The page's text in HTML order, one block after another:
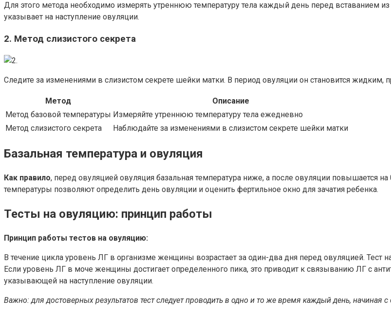
Для этого метода необходимо измерять утреннюю температуру тела каждый день перед вставанием
указывает на наступление овуляции.
2. Метод слизистого секрета
Следите за изменениями в слизистом секрете шейки матки. В период овуляции он становится жидким,
Метод
Описание
Метод базовой температуры Измеряйте утреннюю температуру тела ежедневно
Метод слизистого секрета
Наблюдайте за изменениями в слизистом секрете шейки матки
Базальная температура и овуляция
Как правило, перед овуляцией овуляция базальная температура ниже, а после овуляции повышается
температуры позволяют определить день овуляции и оценить фертильное окно для зачатия ребенка.
Тесты на овуляцию: принцип работы
Принцип работы тестов на овуляцию:
В течение цикла уровень ЛГ в организме женщины возрастает за один-два дня перед овуляцией. Тест
Если уровень ЛГ в моче женщины достигает определенного пика, это приводит к связыванию ЛГ с
указывающей на наступление овуляции.
Важно: для достоверных результатов тест следует проводить в одно и то же время каждый день, начиная